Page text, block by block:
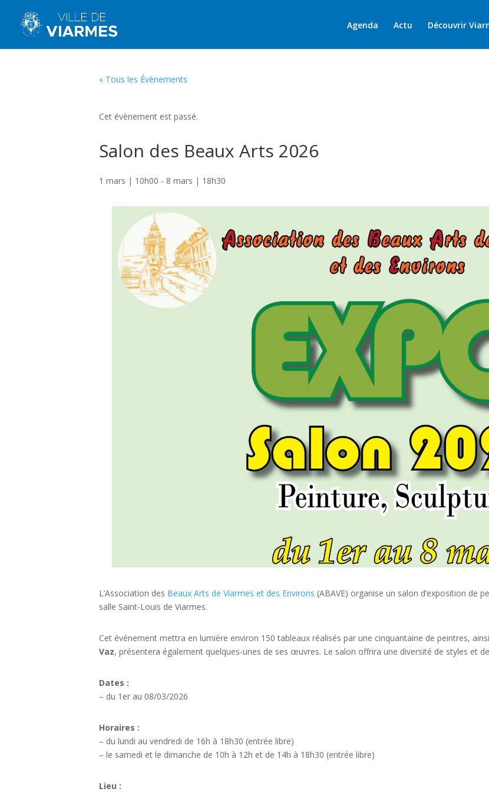
Agenda Actu Découvrir
« Tous les Évènements
Cet évènement est passé.
Salon des Beaux Arts 2026
1 mars | 10h00 - 8 mars | 18h30
L’Association des Beaux Arts de Viarmes et des Environs (ABAVE) organise un salon d’exposition de
salle Saint-Louis de Viarmes.
Cet événement mettra en lumière environ 150 tableaux réalisés par une cinquantaine de peintres,
Vaz, présentera également quelques-unes de ses œuvres. Le salon offrira une diversité de styles et
Dates :
– du 1er au 08/03/2026
Horaires :
– du lundi au vendredi de 16h à 18h30 (entrée libre)
– le samedi et le dimanche de 10h à 12h et de 14h à 18h30 (entrée libre)
Lieu :